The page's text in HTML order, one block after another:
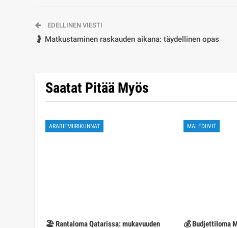
EDELLINEN VIESTI
🤰 Matkustaminen raskauden aikana: täydellinen opas
Saatat Pitää Myös
ARABIEMIIRIKUNNAT
🏖️ Rantaloma Qatarissa: mukavuuden
MALEDIIVIT
💰 Budjettiloma